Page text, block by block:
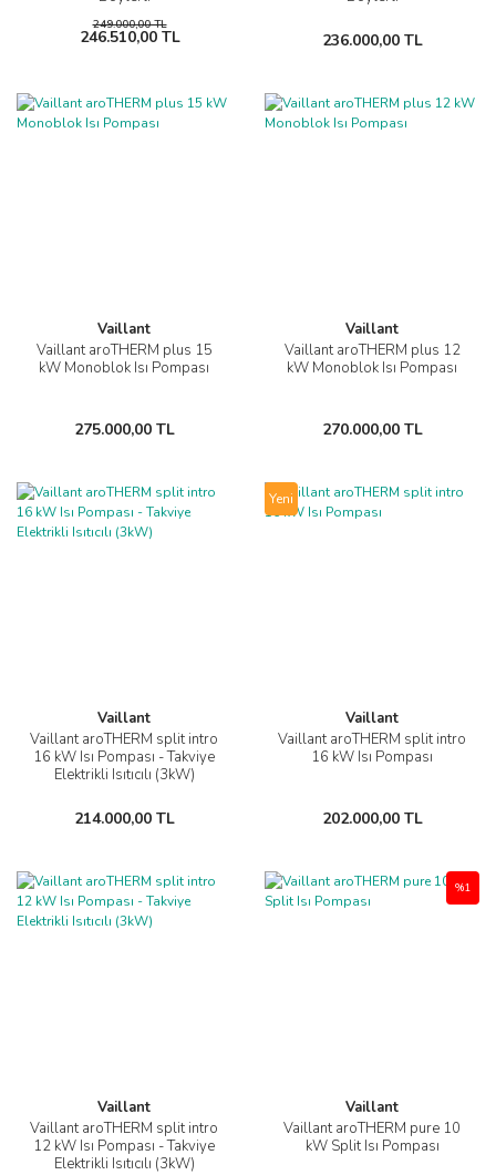
249.000,00 TL
246.510,00 TL 236.000,00 TL
Vaillant
Vaillant aroTHERM plus 15
kW Monoblok Isı Pompası
275.000,00 TL
Vaillant
Vaillant aroTHERM plus 12
kW Monoblok Isı Pompası
270.000,00 TL
Vaillant
Vaillant aroTHERM split intro
16 kW Isı Pompası - Takviye
Elektrikli Isıtıcılı (3kW)
214.000,00 TL
Yeni
Vaillant
Vaillant aroTHERM split intro
16 kW Isı Pompası
202.000,00 TL
Vaillant
Vaillant aroTHERM split intro
12 kW Isı Pompası - Takviye
Elektrikli Isıtıcılı (3kW)
Vaillant
Vaillant aroTHERM pure 10
kW Split Isı Pompası
%1